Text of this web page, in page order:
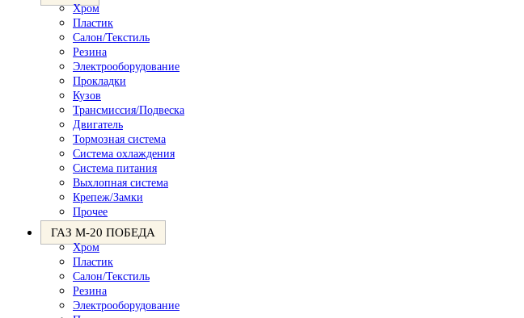
Хром
Пластик
Салон/Текстиль
Резина
Электрооборудование
Прокладки
Кузов
Трансмиссия/Подвеска
Двигатель
Тормозная система
Система охлаждения
Система питания
Выхлопная система
Крепеж/Замки
Прочее
ГАЗ М-20 ПОБЕДА
Хром
Пластик
Салон/Текстиль
Резина
Электрооборудование